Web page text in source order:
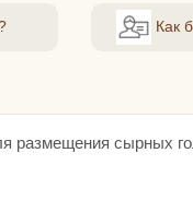
Как
размещения сырных